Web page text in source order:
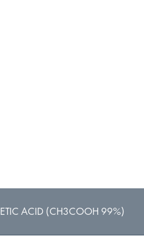
ACID (CH3COOH 99%)